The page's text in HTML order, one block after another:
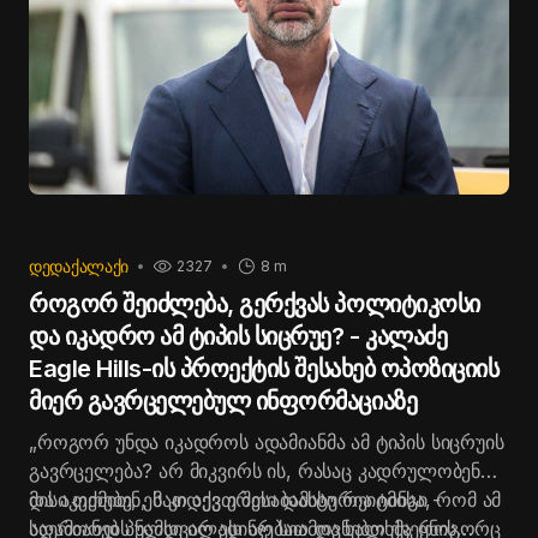
ᲓᲔᲓᲐᲥᲐᲚᲐᲥᲘ 8 m
2327
როგორ შეიძლება, გერქვას პოლიტიკოსი
და იკადრო ამ ტიპის სიცრუე? - კალაძე
Eagle Hills-ის პროექტის შესახებ ოპოზიციის
მიერ გავრცელებულ ინფორმაციაზე
„როგორ უნდა იკადროს ადამიანმა ამ ტიპის სიცრუის
გავრცელება? არ მიკვირს ის, რასაც კადრულობენ
და აკეთებენ, მათ აქვთ შესაბამისი რეიტინგი -
საერთოდ პულსი არ ესინჯებათ და ხალხმა როგორც
მისი თქმით, ეს კიდევ ერთი დასტურია იმისა, რომ ამ
ადამიანებს ნამდვილად არ სიამოვნებთ ქვეყნის